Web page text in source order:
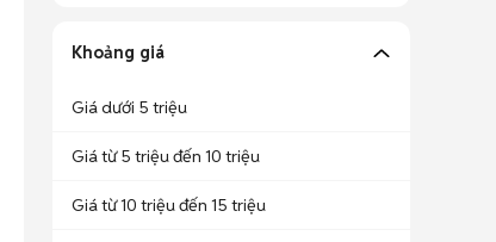
Khoảng giá
Giá dưới 5 triệu
Giá từ 5 triệu đến 10 triệu
Giá từ 10 triệu đến 15 triệu